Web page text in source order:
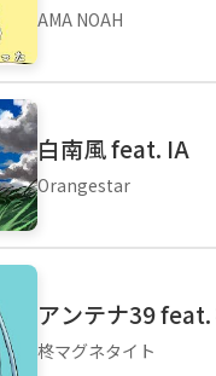
AMA NOAH
白南風 feat. IA
Orangestar
アンテナ39 feat.
柊マグネタイト